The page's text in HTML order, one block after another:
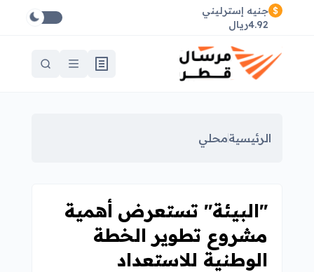
جنيه إسترليني
4.92ريال
الرئيسيةمحلي
"البيئة" تستعرض أهمية
مشروع تطوير الخطة
الوطنية للاستعداد